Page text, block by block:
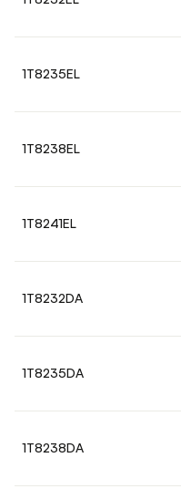
1T8235EL
1T8238EL
1T8241EL
1T8232DA
1T8235DA
1T8238DA